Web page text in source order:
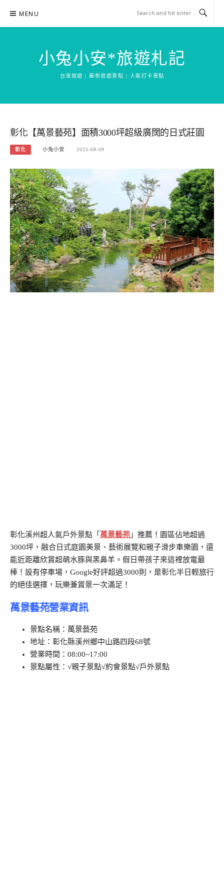
content
MENU
小兔小安*旅遊札記
台灣旅遊 | 最新旅遊景點 | 人氣打卡景點
彰化【萬景藝苑】面積3000坪超級廣闊的日式莊園
彰化 小兔小安 2025-08-09
彰化溪州超人氣戶外景點「 萬景藝苑 」推薦！園區佔地超過
3000坪，融合日式庭園美景、藝術展覽和親子滑步車樂園，還
能近距離欣賞超萌水豚與黑鼻羊。假日帶孩子來這裡放電最
棒！設有停車場，Google好評超過3000則，是彰化半日輕旅行
的絕佳選擇，玩樂兼賞景一次滿足！
萬景藝苑營業資訊
景點名稱：萬景藝苑
地址：彰化縣溪州鄉中山路四段68號
營業時間：08:00~17:00
景點屬性：√親子景點√約會景點√戶外景點